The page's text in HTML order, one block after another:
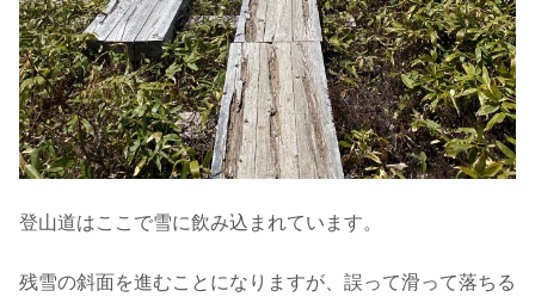
登山道はここで雪に飲み込まれています。
残雪の斜面を進むことになりますが、誤って滑って落ちる